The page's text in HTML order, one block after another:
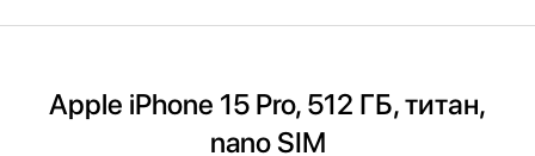
Apple iPhone 15 Pro, 512 ГБ, титан,
nano SIM